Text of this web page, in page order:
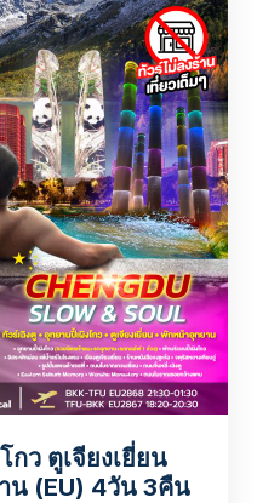
กว ตูเจียงเยี่ยน
น (EU) 4วัน 3คืน